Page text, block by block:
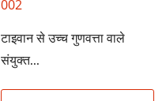
002
टाइवान से उच्च गुणवत्ता वाले
संयुक्त...